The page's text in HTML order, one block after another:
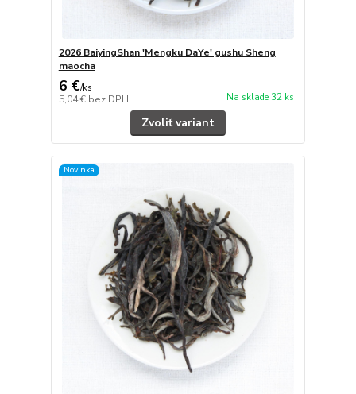
2026 BaiyingShan 'Mengku DaYe' gushu Sheng
maocha
6 €/ks
5,04 € bez DPH Na sklade 32 ks
Zvoliť variant
Novinka